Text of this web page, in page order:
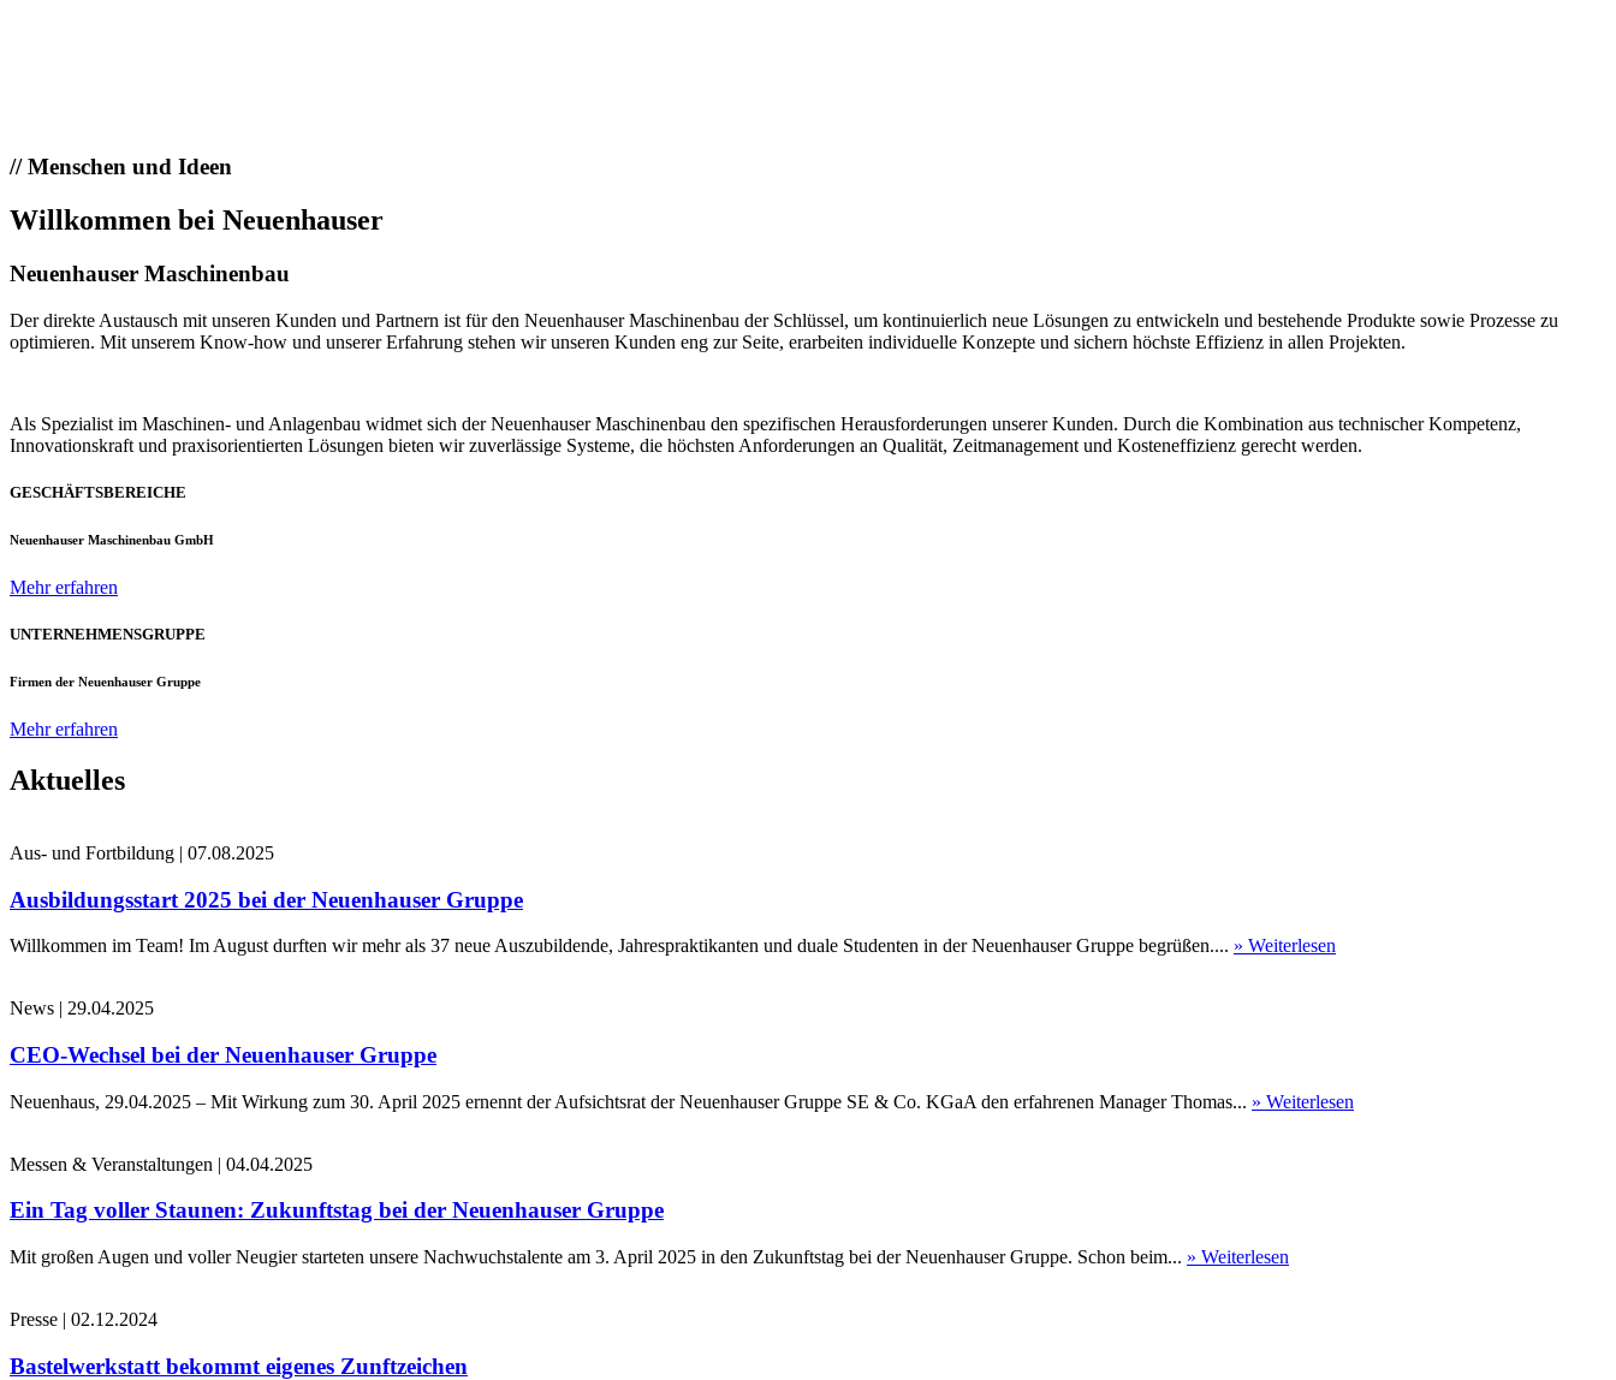
//Menschen und Ideen
Willkommen bei Neuenhauser
Neuenhauser Maschinenbau
Der direkte Austausch mit unseren Kunden und Partnern ist für den Neuenhauser Maschinenbau der Schlüssel, um kontinuierlich neue Lösungen zu entwickeln und bestehende Produkte sowie Prozesse zu
optimieren. Mit unserem Know-how und unserer Erfahrung stehen wir unseren Kunden eng zur Seite, erarbeiten individuelle Konzepte und sichern höchste Effizienz in allen Projekten.
Als Spezialist im Maschinen- und Anlagenbau widmet sich der Neuenhauser Maschinenbau den spezifischen Herausforderungen unserer Kunden. Durch die Kombination aus technischer Kompetenz,
Innovationskraft und praxisorientierten Lösungen bieten wir zuverlässige Systeme, die höchsten Anforderungen an Qualität, Zeitmanagement und Kosteneffizienz gerecht werden.
GESCHÄFTSBEREICHE
Neuenhauser Maschinenbau GmbH
Mehr erfahren
UNTERNEHMENSGRUPPE
Firmen der Neuenhauser Gruppe
Mehr erfahren
Aktuelles
Aus- und Fortbildung | 07.08.2025
Ausbildungsstart 2025 bei der Neuenhauser Gruppe
Willkommen im Team! Im August durften wir mehr als 37 neue Auszubildende, Jahrespraktikanten und duale Studenten in der Neuenhauser Gruppe begrüßen.... » Weiterlesen
News | 29.04.2025
CEO-Wechsel bei der Neuenhauser Gruppe
Neuenhaus, 29.04.2025 – Mit Wirkung zum 30. April 2025 ernennt der Aufsichtsrat der Neuenhauser Gruppe SE & Co. KGaA den erfahrenen Manager Thomas... » Weiterlesen
Messen & Veranstaltungen | 04.04.2025
Ein Tag voller Staunen: Zukunftstag bei der Neuenhauser Gruppe
Mit großen Augen und voller Neugier starteten unsere Nachwuchstalente am 3. April 2025 in den Zukunftstag bei der Neuenhauser Gruppe. Schon beim... » Weiterlesen
Presse | 02.12.2024
Bastelwerkstatt bekommt eigenes Zunftzeichen